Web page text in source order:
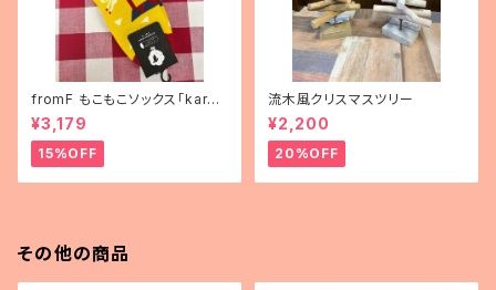
fromF もこもこソックス「karus
elli（メリーゴーランド）」
¥3,179
15%OFF
流木風クリスマスツリー
¥2,200
20%OFF
その他の商品